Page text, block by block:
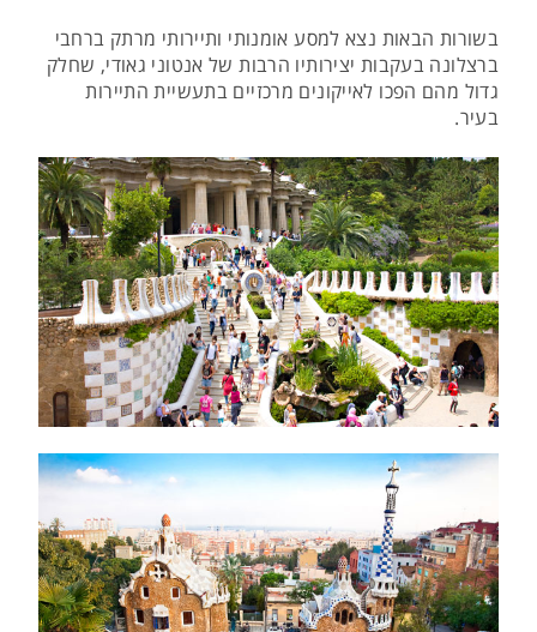
בשורות הבאות נצא למסע אומנותי ותיירותי מרתק ברחבי
ברצלונה בעקבות יצירותיו הרבות של אנטוני גאודי, שחלק
גדול מהם הפכו לאייקונים מרכזיים בתעשיית התיירות
בעיר.